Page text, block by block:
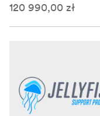
120 990,00 zł